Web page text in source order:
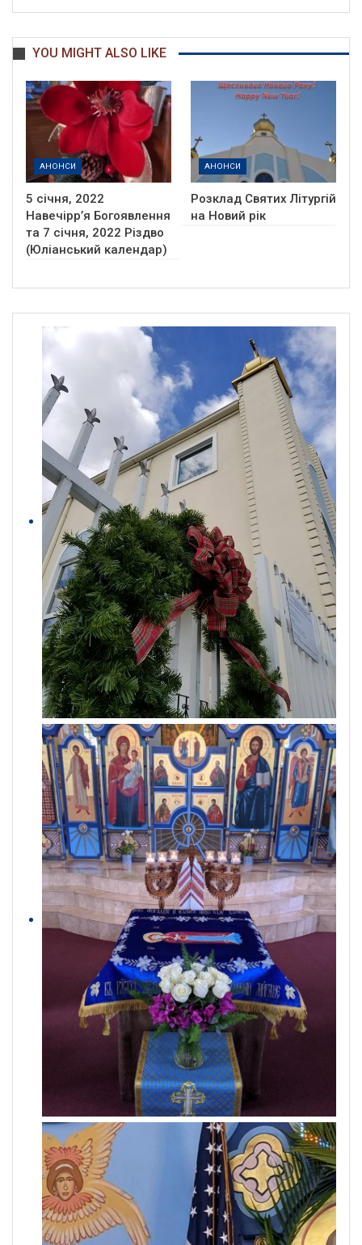
YOU MIGHT ALSO LIKE
АНОНСИ
5 січня, 2022
Навечірр’я Богоявлення
та 7 січня, 2022 Різдво
(Юліанський календар)
АНОНСИ
Розклад Святих Літургій
на Новий рік